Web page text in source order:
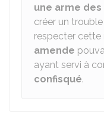
une arme
créer un
respecter cette
amende
ayant servi à
confisqué.